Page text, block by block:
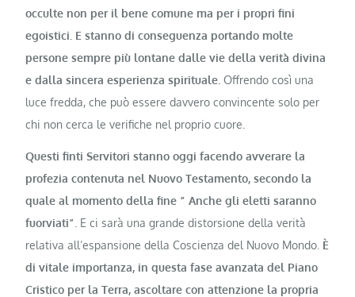
occulte non per il bene comune ma per i propri fini
egoistici. E stanno di conseguenza portando molte
persone sempre più lontane dalle vie della verità divina
e dalla sincera esperienza spirituale. Offrendo così una
luce fredda, che può essere davvero convincente solo per
chi non cerca le verifiche nel proprio cuore.
Questi finti Servitori stanno oggi facendo avverare la
profezia contenuta nel Nuovo Testamento, secondo la
quale al momento della fine ” Anche gli eletti saranno
fuorviati” . E ci sarà una grande distorsione della verità
relativa all’espansione della Coscienza del Nuovo Mondo. È
di vitale importanza, in questa fase avanzata del Piano
Cristico per la Terra, ascoltare con attenzione la propria